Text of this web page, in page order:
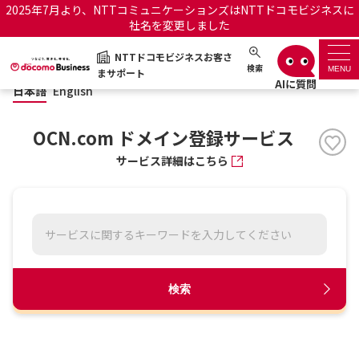
2025年7月より、NTTコミュニケーションズはNTTドコモビジネスに
社名を変更しました
NTTドコモビジネスお客さ
まサポート
検索 MENU
NTTドコモビジネスお客さまサポート 日本語 English
サポートトップ
サービス名から探す
お知らせ サポートサイトの使い方
日本語 English
OCN.com ドメイン登録サービス
サービス詳細はこちら
検索